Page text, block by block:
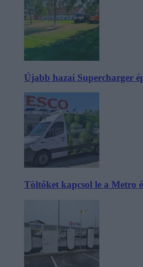
Újabb hazai Supercharger
Töltőket kapcsol le a Metro